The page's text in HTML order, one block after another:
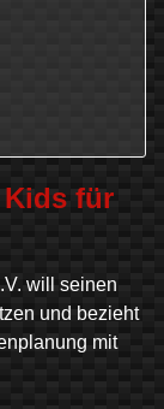
Kids für
will seinen
und bezieht
mit